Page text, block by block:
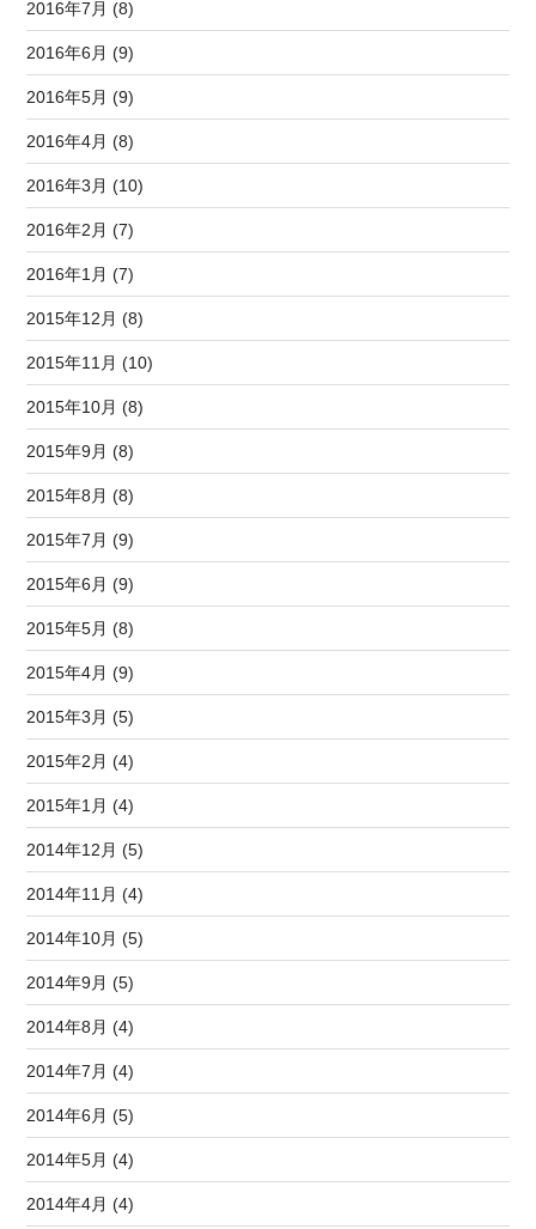
2016年7月 (8)
2016年6月 (9)
2016年5月 (9)
2016年4月 (8)
2016年3月 (10)
2016年2月 (7)
2016年1月 (7)
2015年12月 (8)
2015年11月 (10)
2015年10月 (8)
2015年9月 (8)
2015年8月 (8)
2015年7月 (9)
2015年6月 (9)
2015年5月 (8)
2015年4月 (9)
2015年3月 (5)
2015年2月 (4)
2015年1月 (4)
2014年12月 (5)
2014年11月 (4)
2014年10月 (5)
2014年9月 (5)
2014年8月 (4)
2014年7月 (4)
2014年6月 (5)
2014年5月 (4)
2014年4月 (4)